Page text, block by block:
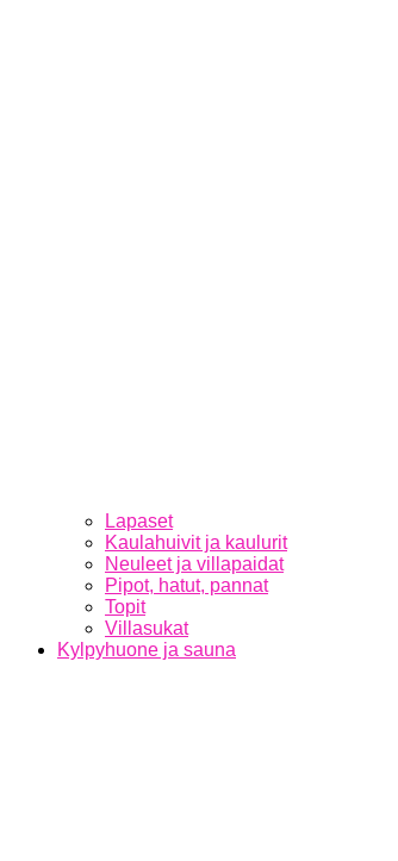
Lapaset
Kaulahuivit ja kaulurit
Neuleet ja villapaidat
Pipot, hatut, pannat
Topit
Villasukat
Kylpyhuone ja sauna